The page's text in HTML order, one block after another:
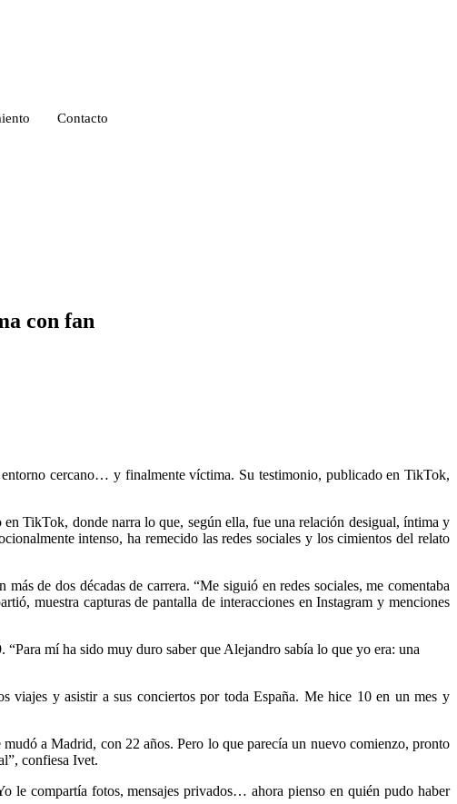
Contacto
con fan
cercano… y finalmente víctima. Su testimonio, publicado en TikTok,
TikTok, donde narra lo que, según ella, fue una relación desigual, íntima y
intenso, ha remecido las redes sociales y los cimientos del relato
de dos décadas de carrera. “Me siguió en redes sociales, me comentaba
muestra capturas de pantalla de interacciones en Instagram y menciones
mí ha sido muy duro saber que Alejandro sabía lo que yo era: una
viajes y asistir a sus conciertos por toda España. Me hice 10 en un mes y
a Madrid, con 22 años. Pero lo que parecía un nuevo comienzo, pronto
confiesa Ivet.
le compartía fotos, mensajes privados… ahora pienso en quién pudo haber